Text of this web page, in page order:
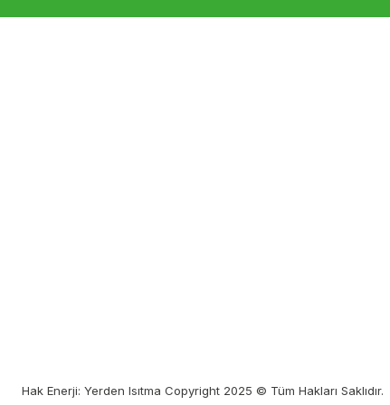
Hak Enerji: Yerden Isıtma Copyright 2025 © Tüm Hakları Saklıdır.